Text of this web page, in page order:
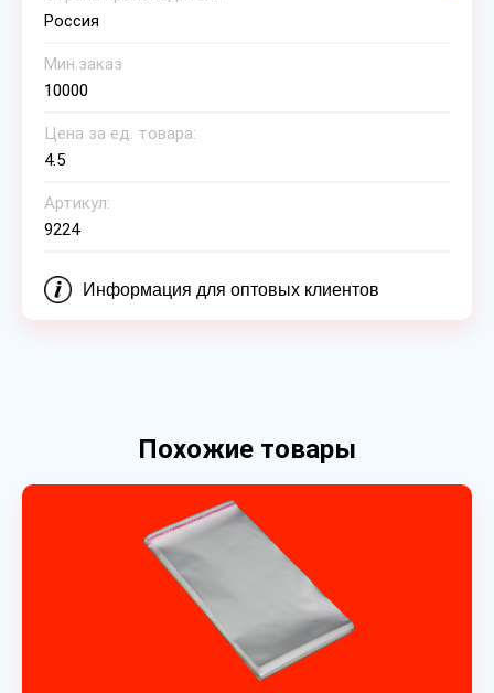
Россия
Мин.заказ
10000
Цена за ед. товара:
4.5
Артикул:
9224
Информация для оптовых клиентов
Похожие товары